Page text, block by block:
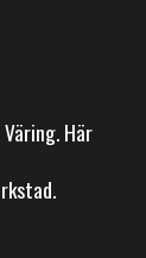
Här